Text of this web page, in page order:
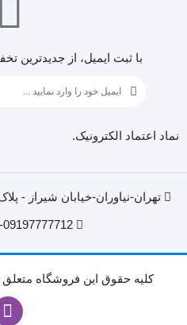
با ثبت ایمیل، از جدید‌ترین
نماد اعتماد الکترونیک.
تهران-نیاوران-خیابان شیراز - پلاک
کليه حقوق اين فروشگاه